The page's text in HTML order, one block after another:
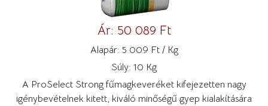
Ár: 50 089 Ft
Alapár: 5 009 Ft / Kg
Súly: 10 Kg
A ProSelect Strong fűmagkeveréket kifejezetten nagy
igénybevételnek kitett, kiváló minőségű gyep kialakítására